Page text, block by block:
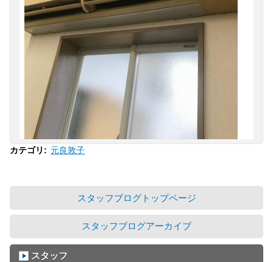
カテゴリ : 元良敦子
スタッフブログトップページ
スタッフブログアーカイブ
スタッフ